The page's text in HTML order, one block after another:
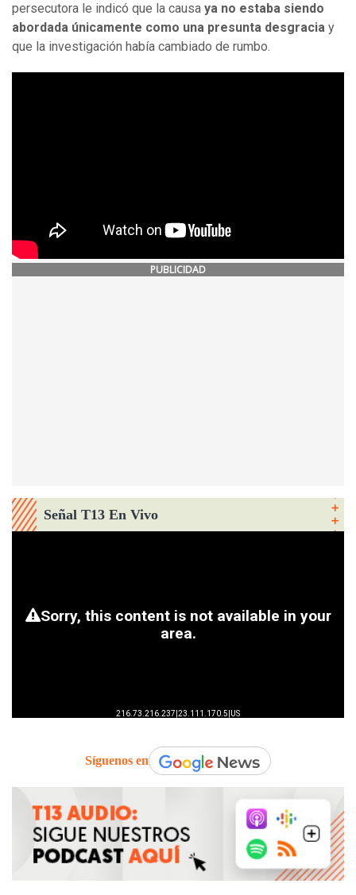
persecutora le indicó que la causa ya no estaba siendo
abordada únicamente como una presunta desgracia y
que la investigación había cambiado de rumbo.
PUBLICIDAD
Señal T13 En Vivo
Síguenos en